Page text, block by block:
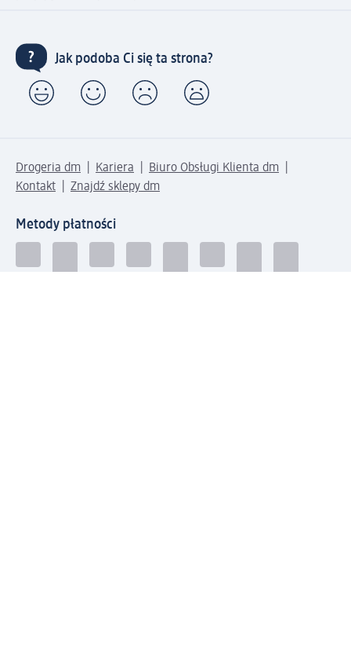
Jak podoba Ci się ta strona?
Drogeria dm Kariera
Biuro Obsługi Klienta dm
Kontakt
Znajdź sklepy dm
Metody płatności